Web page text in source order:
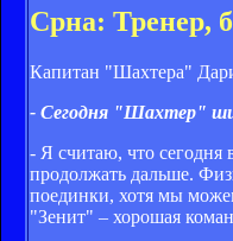
Срна: Тренер,
Капитан "Шахтера"
- Сегодня "Шахтер"
- Я считаю, что
продолжать дальше.
поединки, хотя мы
"Зенит" – хорошая